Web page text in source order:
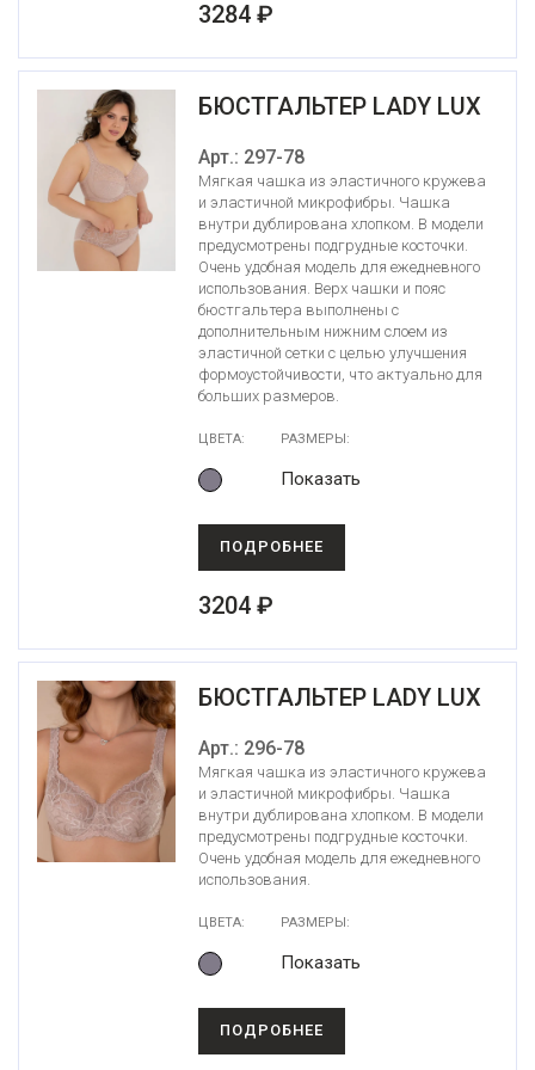
3284 ₽
БЮСТГАЛЬТЕР LADY LUX
Арт.: 297-78
Мягкая чашка из эластичного кружева
и эластичной микрофибры. Чашка
внутри дублирована хлопком. В модели
предусмотрены подгрудные косточки.
Очень удобная модель для ежедневного
использования. Верх чашки и пояс
бюстгальтера выполнены с
дополнительным нижним слоем из
эластичной сетки с целью улучшения
формоустойчивости, что актуально для
больших размеров.
ЦВЕТА: РАЗМЕРЫ:
Показать
ПОДРОБНЕЕ
3204 ₽
БЮСТГАЛЬТЕР LADY LUX
Арт.: 296-78
Мягкая чашка из эластичного кружева
и эластичной микрофибры. Чашка
внутри дублирована хлопком. В модели
предусмотрены подгрудные косточки.
Очень удобная модель для ежедневного
использования.
ЦВЕТА: РАЗМЕРЫ:
Показать
ПОДРОБНЕЕ